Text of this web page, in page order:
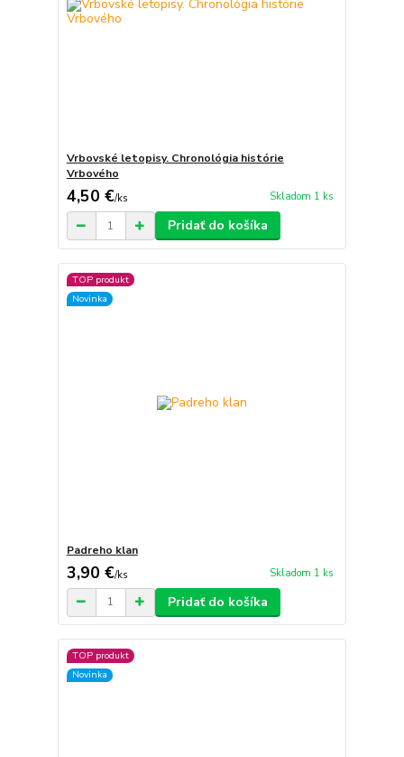
Vrbovské letopisy. Chronológia histórie
Vrbového
4,50 €/ks Skladom 1 ks
Pridať do košíka
TOP produkt
Novinka
Padreho klan
3,90 €/ks Skladom 1 ks
Pridať do košíka
TOP produkt
Novinka